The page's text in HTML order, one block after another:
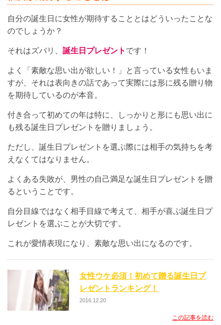
自分の誕生日に女性が期待することとはどういったことな
のでしょうか？
それはズバリ、 誕生日プレゼント です！
よく「素敵な思い出が欲しい！」と言っている女性もいま
すが、それは表向きの話であって実際には形に残る贈り物
を期待しているのが本音。
付き合って初めての年は特に、しっかりと形にも思い出に
も残る誕生日プレゼントを贈りましょう。
ただし、誕生日プレゼントを選ぶ際には相手の気持ちを考
えなくてはなりません。
よくある失敗が、男性の自己満足な誕生日プレゼントを贈
るということです。
自分目線ではなく相手目線で考えて、相手が喜ぶ誕生日プ
レゼントを選ぶことが大切です。
これが愛情表現になり、素敵な思い出になるのです。
女性ウケ必須！初めて贈る誕生日プ
レゼントランキング！
2016.12.20
この記事を読む